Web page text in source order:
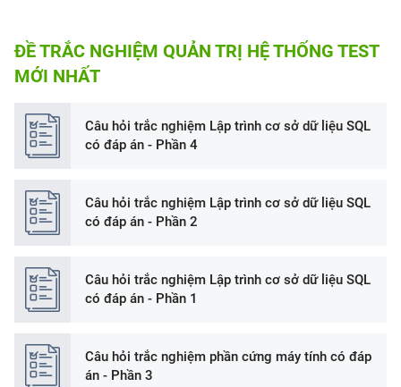
ĐỀ TRẮC NGHIỆM QUẢN TRỊ HỆ THỐNG TEST
MỚI NHẤT
Câu hỏi trắc nghiệm Lập trình cơ sở dữ liệu SQL
có đáp án - Phần 4
Câu hỏi trắc nghiệm Lập trình cơ sở dữ liệu SQL
có đáp án - Phần 2
Câu hỏi trắc nghiệm Lập trình cơ sở dữ liệu SQL
có đáp án - Phần 1
Câu hỏi trắc nghiệm phần cứng máy tính có đáp
án - Phần 3